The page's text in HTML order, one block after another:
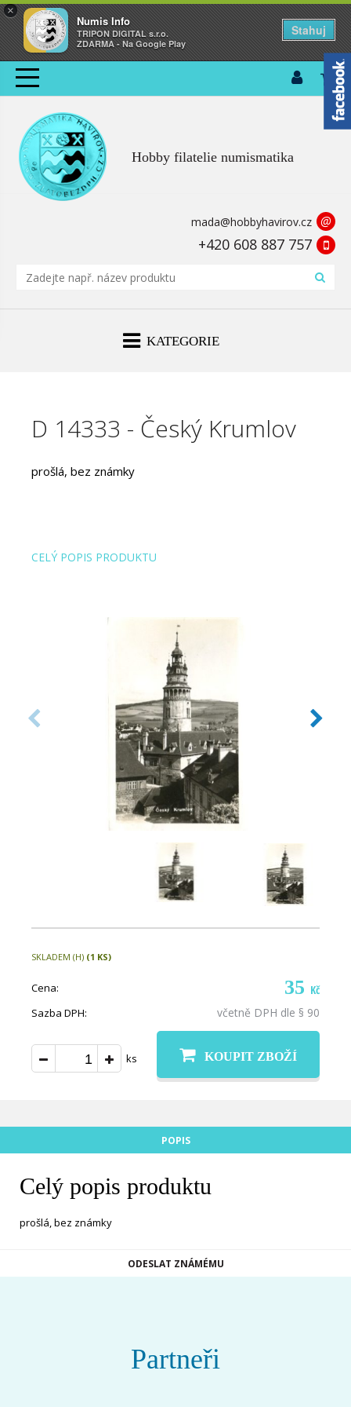
×
Numis Info
TRIPON DIGITAL s.r.o.
ZDARMA - Na Google Play
Stahuj
Hobby filatelie numismatika
mada@hobbyhavirov.cz @
+420 608 887 757
KATEGORIE
D 14333 - Český Krumlov
prošlá, bez známky
CELÝ POPIS PRODUKTU
SKLADEM (H) (1 KS)
Cena: 35 Kč
Sazba DPH: včetně DPH dle § 90
ks KOUPIT ZBOŽÍ
POPIS
Celý popis produktu
prošlá, bez známky
ODESLAT ZNÁMÉMU
Partneři